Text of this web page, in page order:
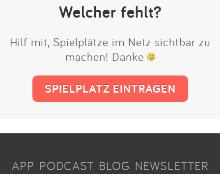
Welcher fehlt?
Hilf mit, Spielplätze im Netz sichtbar zu
machen! Danke
SPIELPLATZ EINTRAGEN
APP PODCAST BLOG NEWSLETTER